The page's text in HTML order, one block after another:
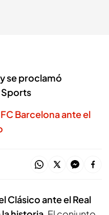
se proclamó
Sports
Barcelona ante el
Clásico ante el Real